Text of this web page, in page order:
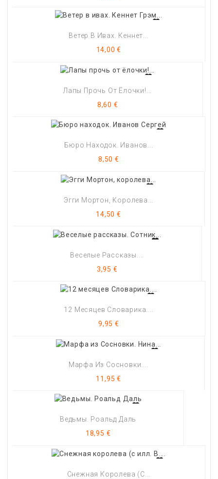
Ветер В Ивах. Кеннет...
Цена
14,00 €
Лапы Прочь От Ёлочки!...
Цена
8,60 €
Бюро Находок. Иванов...
Цена
8,50 €
Эгги Мортон, Королева...
Цена
14,50 €
Веселые Рассказы....
Цена
3,95 €
12 Месяцев Словарика....
Цена
9,95 €
Марфа Из Сосновки....
Цена
11,95 €
Ведьмы. Роальд Даль
Цена
18,95 €
Снежная Королева (с...